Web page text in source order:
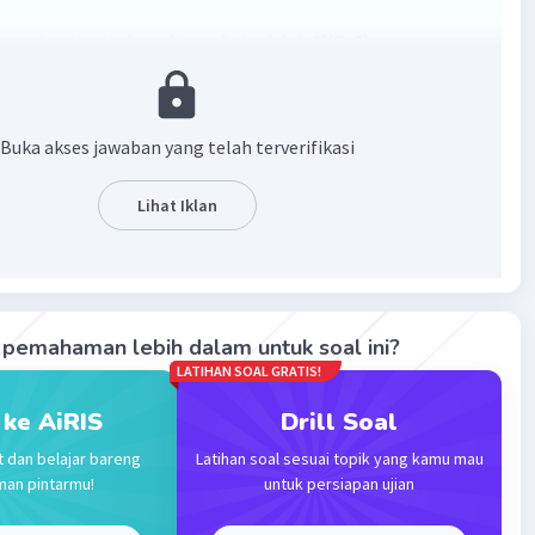
kembali bahwa refleksi terhadap sumbu x = h, dari (x, y)
menjadi (2h – x, y). Sehingga
– 3, 2)
refleksinya adalahA'(7, 2)
T
2023 02:47
Buka akses jawaban yang telah terverifikasi
Lihat Iklan
lebih dalam untuk soal ini?
AiRIS
dan belajar bareng
pintarmu!
LATIHAN SOAL GRATIS!
Drill Soal
Latihan soal sesuai topik yang kamu mau
untuk persiapan ujian